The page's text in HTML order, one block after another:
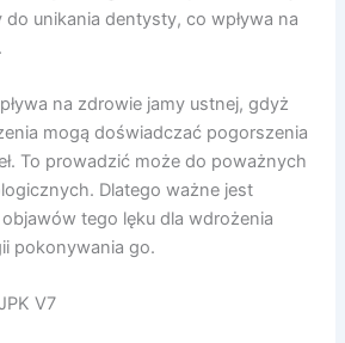
unikania dentysty, co wpływa na
na zdrowie jamy ustnej, gdyż
mogą doświadczać pogorszenia
To prowadzić może do poważnych
Dlatego ważne jest
objawów tego lęku dla wdrożenia
pokonywania go.
V7